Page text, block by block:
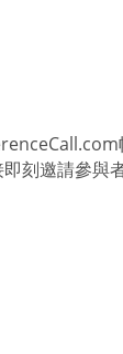
刻邀請參與